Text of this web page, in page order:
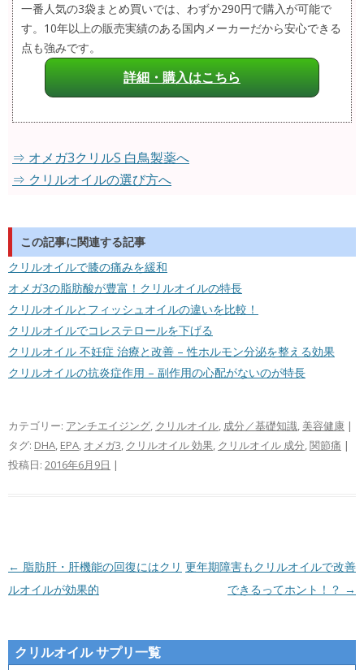
一番人気の3袋まとめ買いでは、わずか290円で購入が可能で
す。10年以上の販売実績のある国内メーカーだから安心できる
点も強みです。
詳細・購入はこちら
⇒ オメガ3クリルS 白鳥製薬へ
⇒ クリルオイルの選び方へ
この記事に関連する記事
クリルオイルで膝の痛みを緩和
オメガ3の脂肪酸が豊富！クリルオイルの特長
クリルオイルとフィッシュオイルの違いを比較！
クリルオイルでコレステロールを下げる
クリルオイル 不妊症 治療と改善 – 性ホルモン分泌を整える効果
クリルオイルの抗炎症作用 – 副作用の心配がないのが特長
カテゴリー: アンチエイジング, クリルオイル, 成分／基礎知識, 美容健康 |
タグ: DHA, EPA, オメガ3, クリルオイル 効果, クリルオイル 成分,関節痛 |
投稿日: 2016年6月9日 |
投稿ナビゲーション
← 脂肪肝・肝機能の回復にはクリ
ルオイルが効果的
更年期障害もクリルオイルで改善
できるってホント！？ →
クリルオイル サプリ一覧